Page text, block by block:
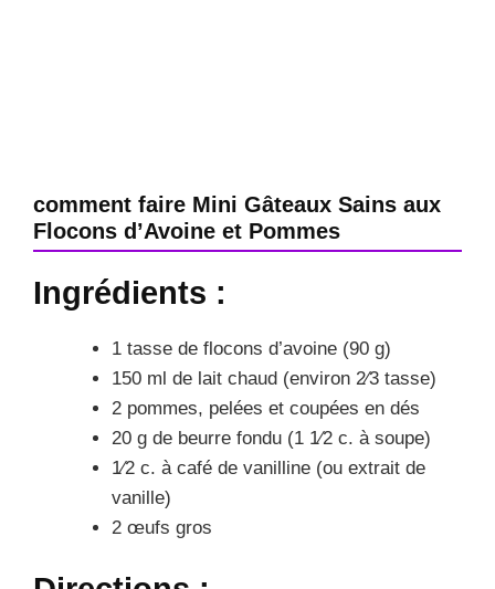
comment faire Mini Gâteaux Sains aux
Flocons d’Avoine et Pommes
Ingrédients :
1 tasse de flocons d’avoine (90 g)
150 ml de lait chaud (environ 2⁄3 tasse)
2 pommes, pelées et coupées en dés
20 g de beurre fondu (1 1⁄2 c. à soupe)
1⁄2 c. à café de vanilline (ou extrait de
vanille)
2 œufs gros